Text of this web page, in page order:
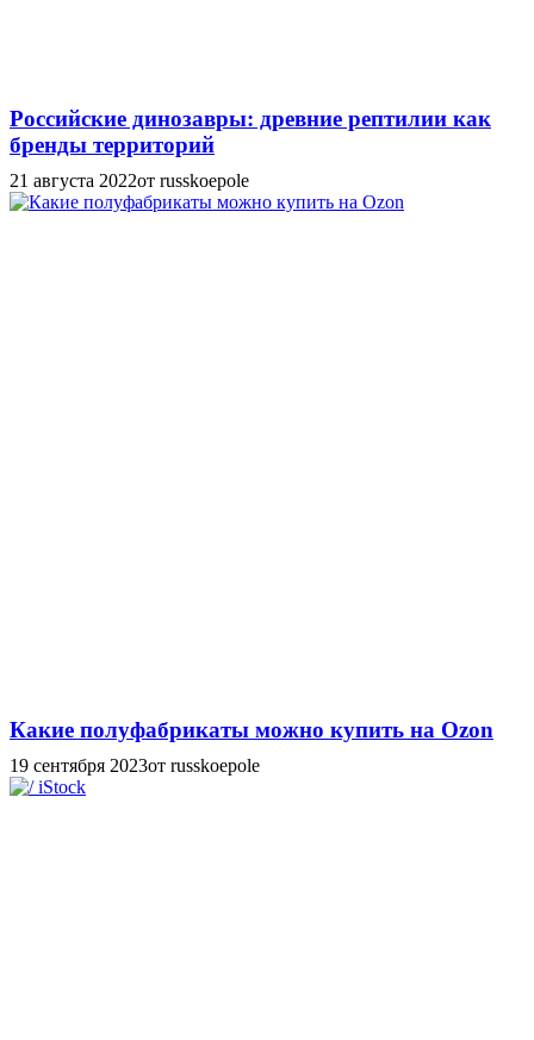
Российские динозавры: древние рептилии как
бренды территорий
21 августа 2022от russkoepole
Какие полуфабрикаты можно купить на Ozon
19 сентября 2023от russkoepole